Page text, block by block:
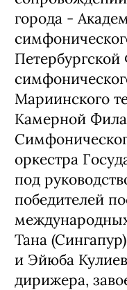
города -
Мариинского
Камерной
оркестра
под
победителей
Тана
и Эйюба
дирижера,